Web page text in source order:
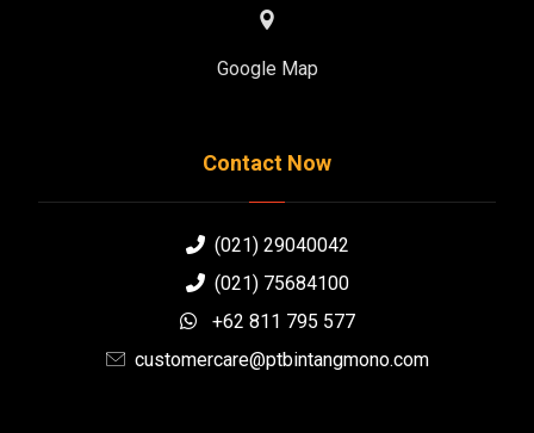
Google Map
Contact Now
(021) 29040042
(021) 75684100
+62 811 795 577
customercare@ptbintangmono.com